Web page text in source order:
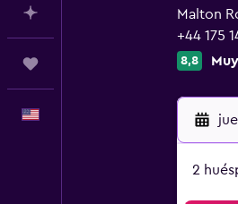
Malton
+44 175
8,8
2